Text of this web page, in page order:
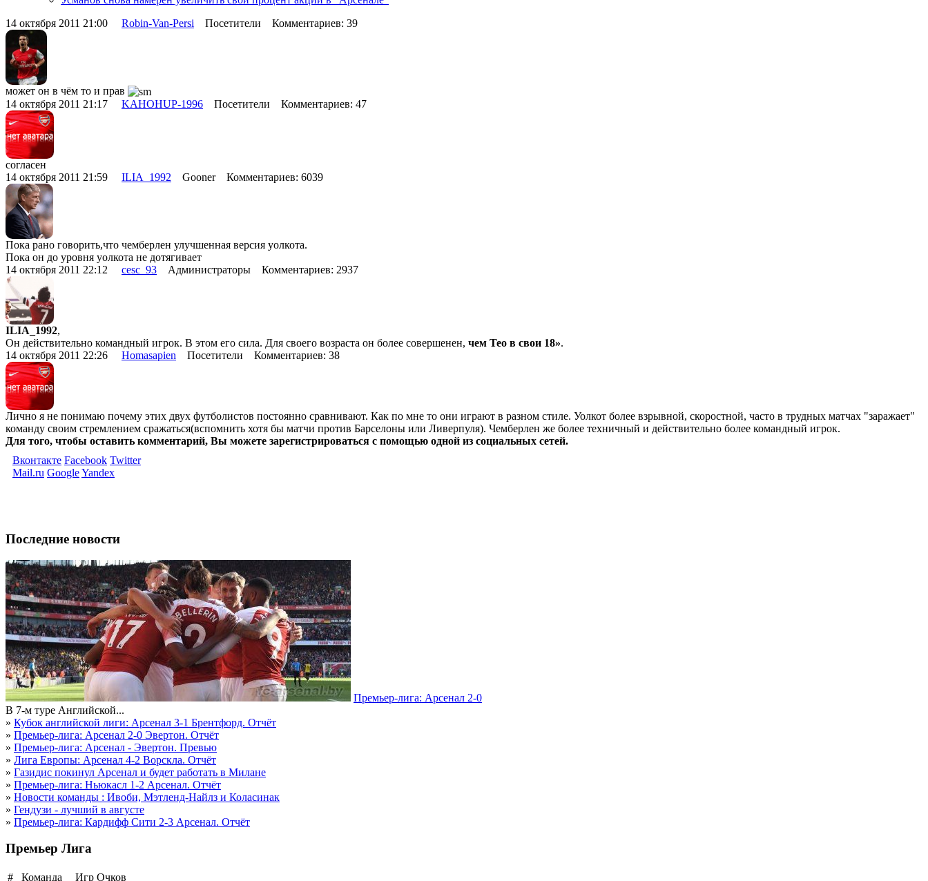
14 октября 2011 21:00 Robin-Van-Persi Посетители Комментариев: 39
может он в чём то и прав
14 октября 2011 21:17 KAHOHUP-1996 Посетители Комментариев: 47
согласен
14 октября 2011 21:59 ILIA_1992 Gooner Комментариев: 6039
Пока рано говорить,что чемберлен улучшенная версия уолкота.
Пока он до уровня уолкота не дотягивает
14 октября 2011 22:12 cesc_93 Администраторы Комментариев: 2937
ILIA_1992,
Он действительно командный игрок. В этом его сила. Для своего возраста он более совершенен, чем Тео в свои 18».
14 октября 2011 22:26 Homasapien Посетители Комментариев: 38
Лично я не понимаю почему этих двух футболистов постоянно сравнивают. Как по мне то они играют в разном стиле. Уолкот более взрывной, скоростной, часто в трудных матчах "заражает"
команду своим стремлением сражаться(вспомнить хотя бы матчи против Барселоны или Ливерпуля). Чемберлен же более техничный и действительно более командный игрок.
Для того, чтобы оставить комментарий, Вы можете зарегистрироваться с помощью одной из социальных сетей.
Вконтакте Facebook Twitter
Mail.ru GoogleYandex
Последние новости
Премьер-лига: Арсенал 2-0
В 7-м туре Английской...
» Кубок английской лиги: Арсенал 3-1 Брентфорд. Отчёт
» Премьер-лига: Арсенал 2-0 Эвертон. Отчёт
» Премьер-лига: Арсенал - Эвертон. Превью
» Лига Европы: Арсенал 4-2 Ворскла. Отчёт
» Газидис покинул Арсенал и будет работать в Милане
» Премьер-лига: Ньюкасл 1-2 Арсенал. Отчёт
» Новости команды : Ивоби, Мэтленд-Найлз и Коласинак
» Гендузи - лучший в августе
» Премьер-лига: Кардифф Сити 2-3 Арсенал. Отчёт
Премьер Лига
# Команда Игр Очков